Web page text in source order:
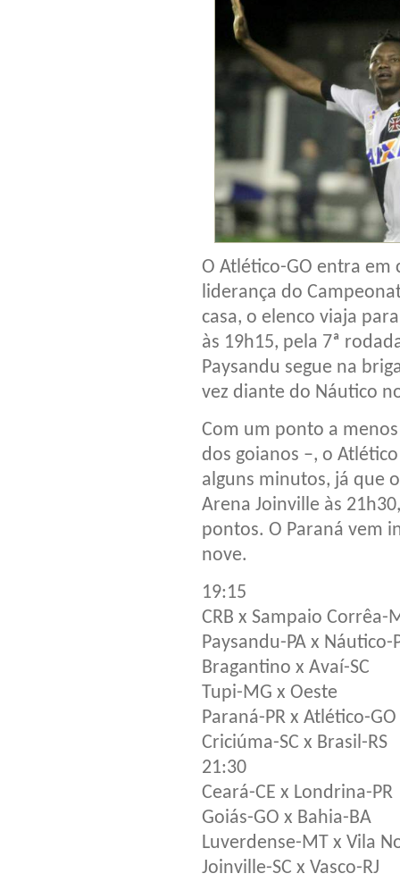
O Atlético-GO entra
liderança do
casa, o elenco viaja
às 19h15, pela 7ª
Paysandu segue na
vez diante do Náutico
Com um ponto a
dos goianos –, o
alguns minutos, já que
Arena Joinville às
pontos. O Paraná vem
nove.
19:15
CRB x Sampaio Corrêa-
Paysandu-PA x Náutico-
Bragantino x Avaí-SC
Tupi-MG x Oeste
Paraná-PR x Atlético-GO
Criciúma-SC x Brasil-RS
21:30
Ceará-CE x Londrina-PR
Goiás-GO x Bahia-BA
Luverdense-MT x Vila
Joinville-SC x Vasco-RJ